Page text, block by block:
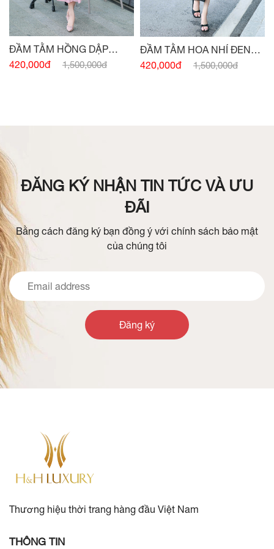
ĐẦM TẰM HỒNG DẬP
NHĂN CỔ V
420,000đ 1,500,000đ
ĐẦM TẰM HOA NHÍ ĐEN
CỔ V
420,000đ 1,500,000đ
ĐĂNG KÝ NHẬN TIN TỨC VÀ ƯU
ĐÃI
Bằng cách đăng ký bạn đồng ý với chính sách bảo mật
của chúng tôi
Đăng ký
Thương hiệu thời trang hàng đầu Việt Nam
THÔNG TIN